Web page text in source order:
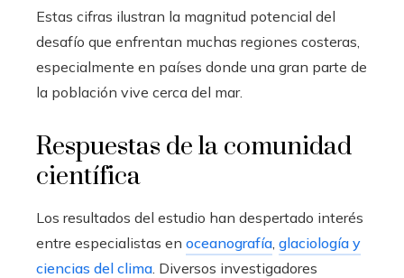
Estas cifras ilustran la magnitud potencial del
desafío que enfrentan muchas regiones costeras,
especialmente en países donde una gran parte de
la población vive cerca del mar.
Respuestas de la comunidad
científica
Los resultados del estudio han despertado interés
entre especialistas en oceanografía, glaciología y
ciencias del clima. Diversos investigadores